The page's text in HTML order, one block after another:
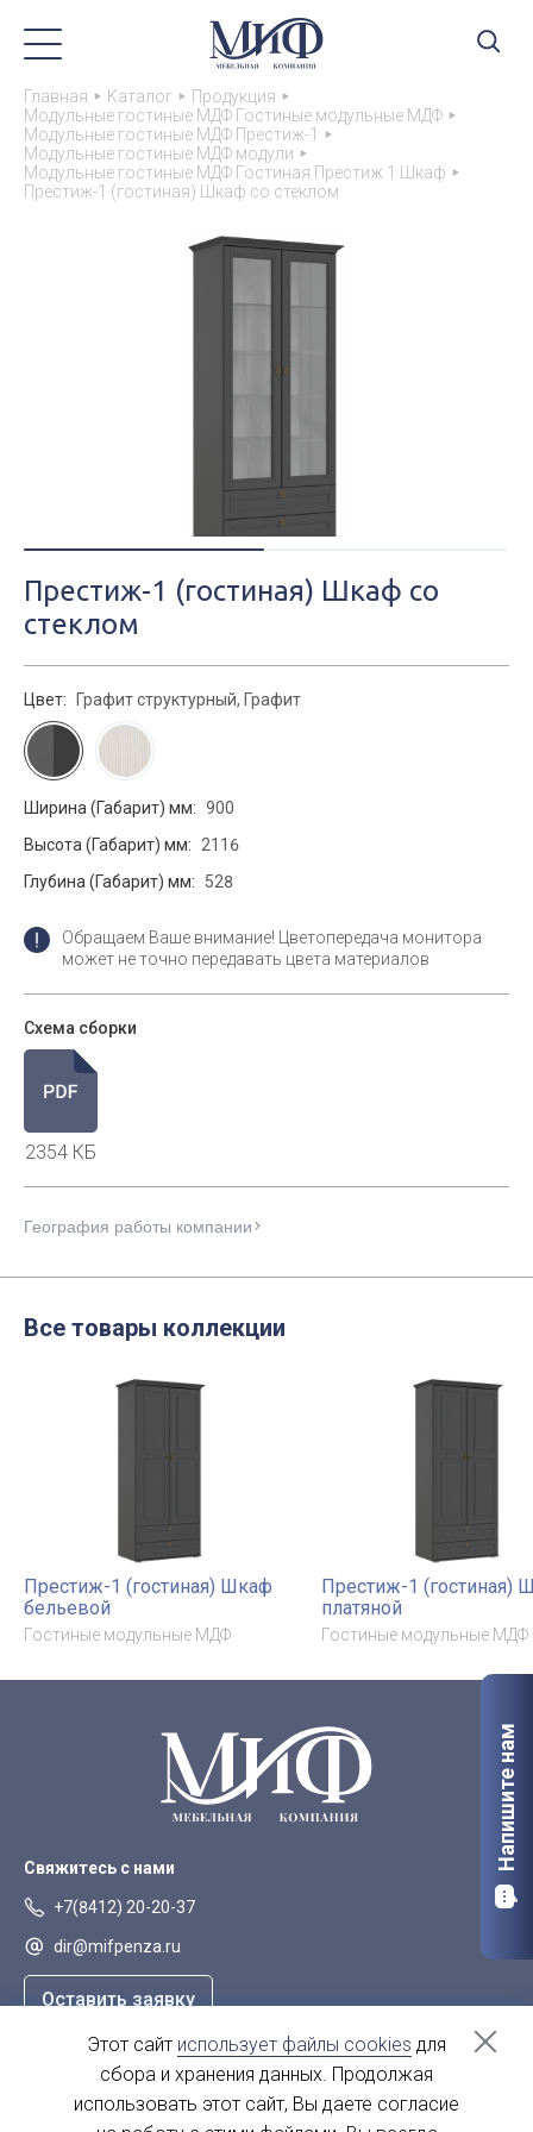
Главная Каталог
Продукция
Модульные гостиные МДФ Гостиные модульные МДФ
Модульные гостиные МДФ Престиж-1
Модульные гостиные МДФ модули
Модульные гостиные МДФ Гостиная Престиж 1 Шкаф
Престиж-1 (гостиная) Шкаф со стеклом
Престиж-1 (гостиная) Шкаф со
стеклом
Цвет: Графит структурный, Графит
Ширина (Габарит) мм: 900
Высота (Габарит) мм:
2116
Глубина (Габарит) мм:
528
Обращаем Ваше внимание! Цветопередача монитора
может не точно передавать цвета материалов
Схема сборки
2354 КБ
География работы компании
Все товары коллекции
Престиж-1 (гостиная) Шкаф
бельевой
Гостиные модульные МДФ
Престиж-1 (гостиная)
платяной
Гостиные модульные МДФ
Свяжитесь с нами
+7(8412) 20-20-37
dir@mifpenza.ru
Оставить заявку
г. Пенза, ул. Аустрина, 139а
Напишите нам
Этот сайт использует файлы cookies для
сбора и хранения данных. Продолжая
использовать этот сайт, Вы даете согласие